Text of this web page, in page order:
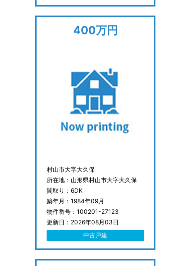
400万円
村山市大字大久保
所在地：山形県村山市大字大久保
間取り：6DK
築年月：1984年09月
物件番号：100201-27123
更新日：2026年08月03日
中古戸建